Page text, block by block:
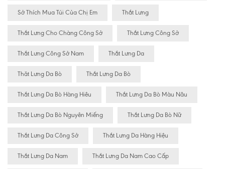
Sở Thích Mua Túi Của Chị Em Thắt Lưng
Thắt Lưng Cho Chàng Công Sở Thắt Lưng Công Sở
Thắt Lưng Công Sở Nam Thắt Lưng Da
Thăt Lưng Da Bò Thắt Lưng Da Bò
Thắt Lưng Da Bò Hàng Hiêu Thắt Lưng Da Bò Màu Nâu
Thắt Lưng Da Bò Nguyên Miếng Thắt Lưng Da Bò Nữ
Thắt Lưng Da Công Sở Thắt Lưng Da Hàng Hiệu
Thắt Lưng Da Nam Thắt Lưng Da Nam Cao Cấp